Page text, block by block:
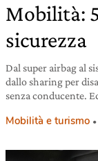
Mobilità:
sicurezza
Dal super airbag al
dallo sharing per
senza conducente.
Mobilità e turismo